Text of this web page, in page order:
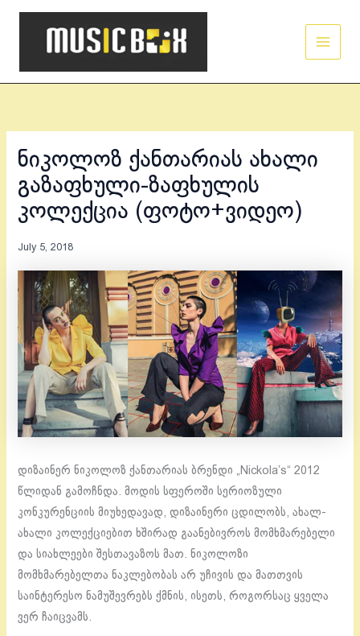
Skip
ნიკოლოზ ქანთარიას ახალი
გაზაფხული-ზაფხულის
კოლექცია (ფოტო+ვიდეო)
July 5, 2018
დიზაინერ ნიკოლოზ ქანთარიას ბრენდი „Nickola’s“ 2012
წლიდან გამოჩნდა. მოდის სფეროში სერიოზული
კონკურენციის მიუხედავად, დიზაინერი ცდილობს, ახალ-
ახალი კოლექციებით ხშირად გაანებივროს მომხმარებელი
და სიახლეები შესთავაზოს მათ. ნიკოლოზი
მომხმარებელთა ნაკლებობას არ უჩივის და მათთვის
საინტერესო ნამუშევრებს ქმნის, ისეთს, როგორსაც ყველა
ვერ ჩაიცვამს.